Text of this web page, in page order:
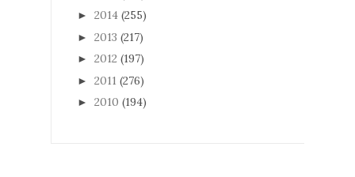
► 2014 (255)
► 2013 (217)
► 2012 (197)
► 2011 (276)
► 2010 (194)